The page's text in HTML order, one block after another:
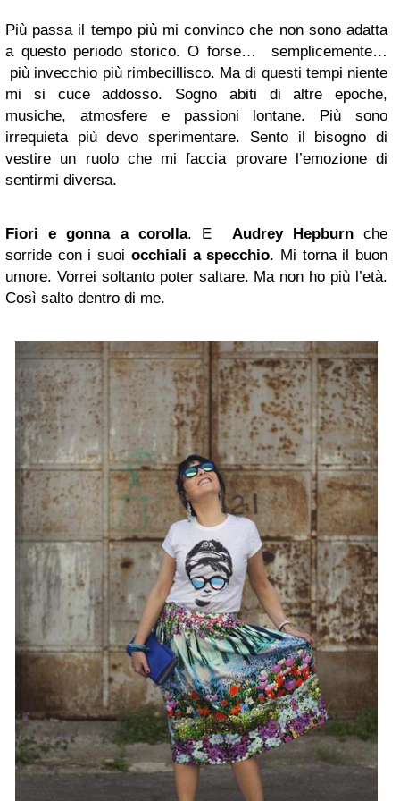
Più passa il tempo più mi convinco che non sono adatta
a questo periodo storico. O forse… semplicemente…
più invecchio più rimbecillisco. Ma di questi tempi niente
mi si cuce addosso. Sogno abiti di altre epoche,
musiche, atmosfere e passioni lontane. Più sono
irrequieta più devo sperimentare. Sento il bisogno di
vestire un ruolo che mi faccia provare l’emozione di
sentirmi diversa.
Fiori e gonna a corolla. E Audrey Hepburnche
sorride con i suoi occhiali a specchio. Mi torna il buon
umore. Vorrei soltanto poter saltare. Ma non ho più l’età.
Così salto dentro di me.